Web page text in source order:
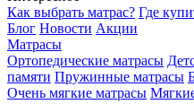
Как выбрать матрас? Где
Блог Новости Акции
Матрасы
Ортопедические матрасы
памяти Пружинные матрасы
Очень мягкие матрасы